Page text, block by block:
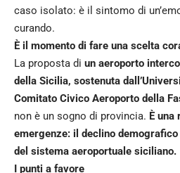
caso isolato: è il sintomo di
curando.
È il momento di fare una scelta
La proposta di un aeroporto
della Sicilia, sostenuta
Comitato Civico Aeroporto della
non è un sogno di provincia. È una
emergenze: il declino
del sistema aeroportuale siciliano.
I punti a favore